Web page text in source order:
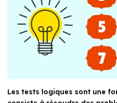
Les tests logiques sont une